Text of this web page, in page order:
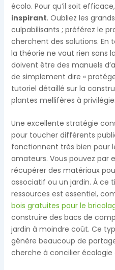
écolo. Pour qu’il soit
inspirant. Oubliez les
culpabilisants ; préférez le
cherchent des solutions. En
la théorie ne vaut rien sans
doivent être des manuels
de simplement dire «
tutoriel détaillé sur la
plantes mellifères à
Une excellente stratégie
pour toucher différents
fonctionnent très bien pour
amateurs. Vous pouvez par
récupérer des matériaux
associatif ou un jardin. À ce
ressources est essentiel,
bois gratuites pour le
construire des bacs de
jardin à moindre coût. Ce
génère beaucoup de
cherche à concilier